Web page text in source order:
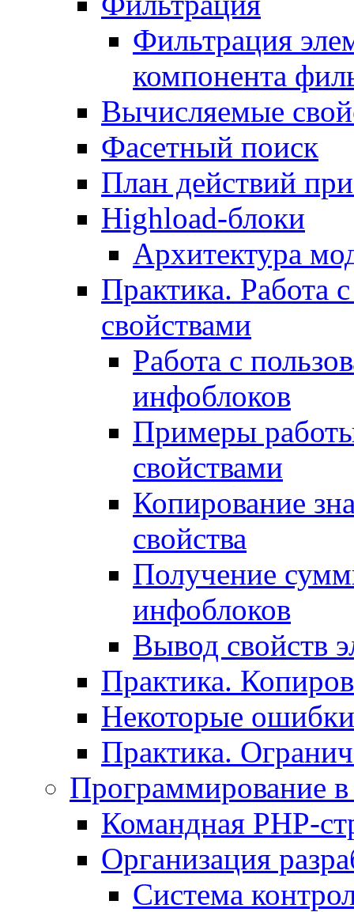
Фильтрация
компонента
Вычисляемые
Фасетный поиск
План действий
Highload-блоки
Архитектура
Практика. Работа
свойствами
Работа с
инфоблоков
Примеры
свойствами
Копирование
свойства
Получение
инфоблоков
Вывод свойств
Практика.
Некоторые
Практика.
Программирование
Командная PHP-
Организация
Система